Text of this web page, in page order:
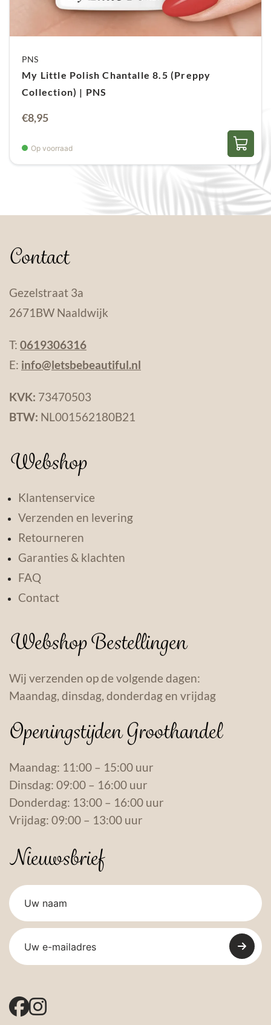
PNS
My Little Polish Chantalle 8.5 (Preppy
Collection) | PNS
€8,95
Op voorraad
Contact
Gezelstraat 3a
2671BW Naaldwijk
T: 0619306316
E: info@letsbebeautiful.nl
KVK: 73470503
BTW: NL001562180B21
Webshop
Klantenservice
Verzenden en levering
Retourneren
Garanties & klachten
FAQ
Contact
Webshop Bestellingen
Wij verzenden op de volgende dagen:
Maandag, dinsdag, donderdag en vrijdag
Openingstijden Groothandel
Maandag: 11:00 – 15:00 uur
Dinsdag: 09:00 – 16:00 uur
Donderdag: 13:00 – 16:00 uur
Vrijdag: 09:00 – 13:00 uur
Nieuwsbrief